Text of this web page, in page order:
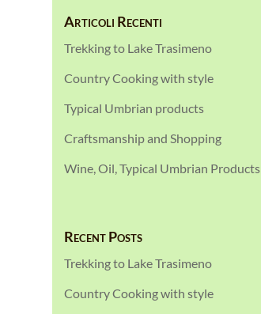
Articoli Recenti
Trekking to Lake Trasimeno
Country Cooking with style
Typical Umbrian products
Craftsmanship and Shopping
Wine, Oil, Typical Umbrian Products
Recent Posts
Trekking to Lake Trasimeno
Country Cooking with style